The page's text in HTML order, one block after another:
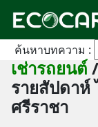
ค้นหาบทความ :
เช่ารถยนต์
รายสัปดาห์
ศรีราชา